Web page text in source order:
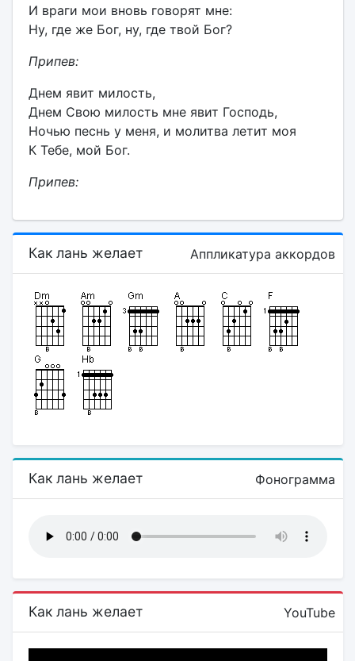
И враги мои вновь говорят мне:
Ну, где же Бог, ну, где твой Бог?
Припев:
Днем явит милость,
Днем Свою милость мне явит Господь,
Ночью песнь у меня, и молитва летит моя
К Тебе, мой Бог.
Припев:
Как лань желает Аппликатура аккордов
Как лань желает Фонограмма
Как лань желает YouTube